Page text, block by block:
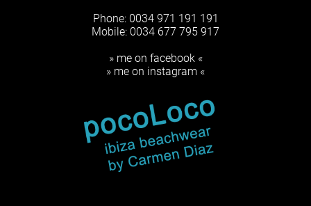
Phone: 0034 971 191 191
Mobile: 0034 677 795 917
» me on facebook «
» me on instagram «